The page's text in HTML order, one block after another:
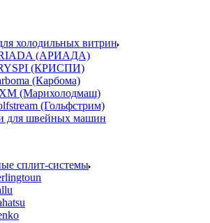
холодильных витрин
(АРИАДА)
(КРИСПИ)
(Карбома)
(Марихолодмаш)
(Гольфстрим)
для швейных машин
сплит-системы